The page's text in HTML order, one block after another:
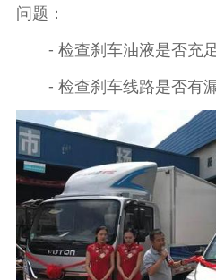
问题：
- 检查刹车油液是否充足
- 检查刹车线路是否有漏